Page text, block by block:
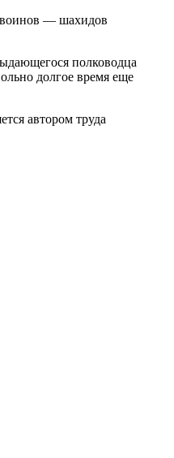
воинов — шахидов
полководца
долгое время еще
автором труда